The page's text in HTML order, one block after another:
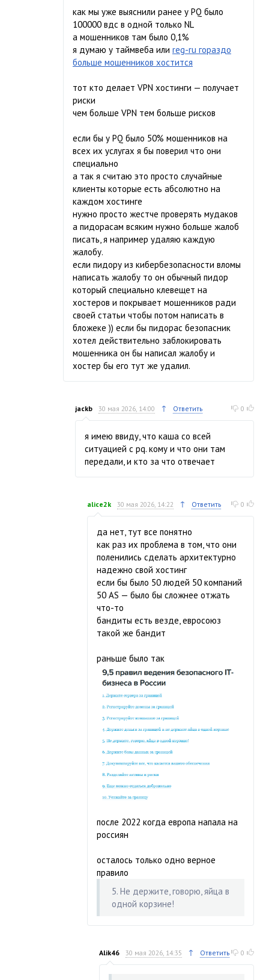
как мы уже выяснили ранее у PQ было
100000 вдс в одной только NL
а мошенников там было 0,1%
я думаю у таймвеба или reg-ru гораздо
больше мошенников хостится
тот кто делает VPN хостинги — получает
риски
чем больше VPN тем больше рисков
если бы у PQ было 50% мошенников на
всех их услугах я бы поверил что они
специально
а так я считаю это просто случайные
клиенты которые есть абсолютно на
каждом хостинге
нужно просто жестче проверять мудаков
а пидорасам всяким нужно больше жалоб
писать, я например удаляю каждую
жалобу.
если пидору из кибербезопасности вломы
написать жалобу то он обычный пидор
который специально клевещет на
хостеров и покрывает мошенников ради
своей статьи чтобы потом написать в
бложеке )) если бы пидорас безопасник
хотел действительно заблокировать
мошенника он бы написал жалобу и
хостер бы его тут же удалил.
jackb 30 мая 2026, 14:00 ↑ 0
Ответить
я имею ввиду, что каша со всей
ситуацией с pq. кому и что они там
передали, и кто за что отвечает
alice2k 30 мая 2026, 14:22 ↑ 0
Ответить
да нет, тут все понятно
как раз их проблема в том, что они
поленились сделать архитектурно
надежно свой хостинг
если бы было 50 людей 50 компаний
50 AS — было бы сложнее отжать
что-то
бандиты есть везде, евросоюз
такой же бандит
раньше было так
после 2022 когда европа напала на
россиян
осталось только одно верное
правило
5. Не держите, говорю, яйца в
одной корзине!
Alik46 30 мая 2026, 14:35 ↑ 0
Ответить